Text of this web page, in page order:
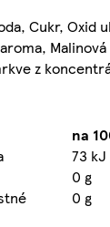
Cukr, Oxid
z
na
73
0 g
0 g